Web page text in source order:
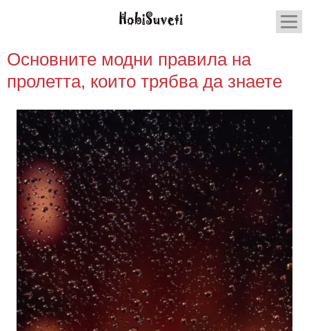
Основните модни правила на
пролетта, които трябва да знаете